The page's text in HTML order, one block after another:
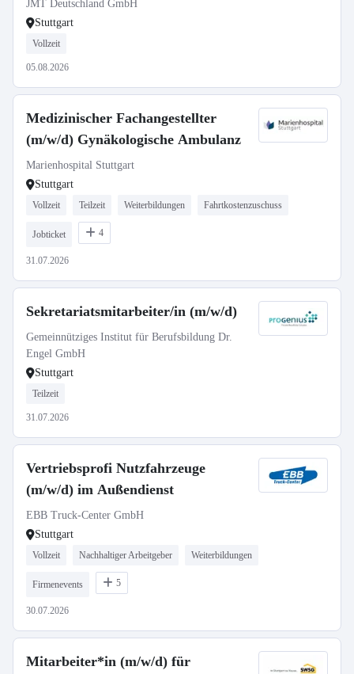
JMT Deutschland GmbH
Stuttgart
Vollzeit
05.08.2026
Medizinischer Fachangestellter
(m/w/d) Gynäkologische Ambulanz
Marienhospital Stuttgart
Stuttgart
Vollzeit Teilzeit Weiterbildungen Fahrtkostenzuschuss
Jobticket 4
31.07.2026
Sekretariatsmitarbeiter/in (m/w/d)
Gemeinnütziges Institut für Berufsbildung Dr.
Engel GmbH
Stuttgart
Teilzeit
31.07.2026
Vertriebsprofi Nutzfahrzeuge
(m/w/d) im Außendienst
EBB Truck-Center GmbH
Stuttgart
Vollzeit Nachhaltiger Arbeitgeber Weiterbildungen
Firmenevents 5
30.07.2026
Mitarbeiter*in (m/w/d) für